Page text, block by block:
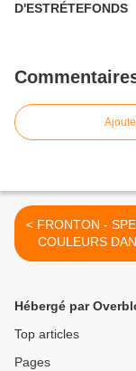
D'ESTRÉTEFONDS
< FRONTON - SPECTACLE
COULEURS
FLAMENCO -
Hébergé par
Top articles
Pages